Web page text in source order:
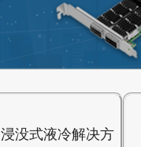
浸没式液冷解决方